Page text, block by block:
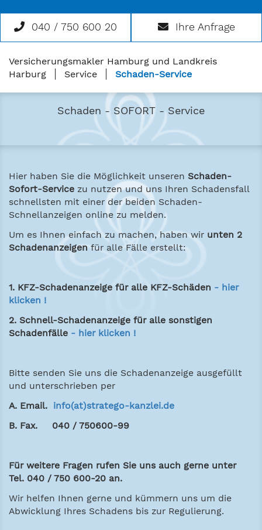
Ihre Anfrage
040 / 750 600 20
Versicherungsmakler Hamburg und Landkreis
Harburg
Service Schaden-Service
Schaden - SOFORT - Service
Hier haben Sie die Möglichkeit unseren Schaden-
Sofort-Service zu nutzen und uns Ihren Schadensfall
schnellsten mit einer der beiden Schaden-
Schnellanzeigen online zu melden.
Um es Ihnen einfach zu machen, haben wir unten 2
Schadenanzeigen für alle Fälle erstellt:
1. KFZ-Schadenanzeige für alle KFZ-Schäden - hier
klicken !
2. Schnell-Schadenanzeige für alle sonstigen
Schadenfälle - hier klicken !
Bitte senden Sie uns die Schadenanzeige ausgefüllt
und unterschrieben per
A. Email. info(at)stratego-kanzlei.de
B. Fax. 040 / 750600-99
Für weitere Fragen rufen Sie uns auch gerne unter
Tel. 040 / 750 600-20 an.
Wir helfen Ihnen gerne und kümmern uns um die
Abwicklung Ihres Schadens bis zur Regulierung.